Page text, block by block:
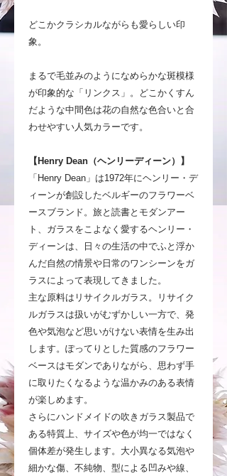
どこかクラシカルながらも愛らしい印
象。
まるで毛並みのようになめらかな斑模様
が印象的な「リンクス」。どこかくすん
だような中間色は花の自然な色合いと合
わせやすい人気カラーです。
【Henry Dean（ヘンリーディーン）】
「Henry Dean」は1972年にヘンリー・デ
ィーンが創設したベルギーのフラワーベ
ースブランド。旅と読書とモダンアー
ト、ガラスをこよなく愛するヘンリー・
ディーンは、日々の生活の中でふと浮か
んだ自然の情景や日常のワンシーンをガ
ラスによって表現してきました。
主な原料はリサイクルガラス。リサイク
ルガラスは扱いがむずかしい一方で、発
色や気泡など思いがけない表情を生み出
します。ぽってりとした質感のフラワー
ベースはモダンでありながら、思わず手
に取りたくなるような温かみのある表情
が楽しめます。
さらにハンドメイドの吹きガラス製品で
ある特質上、サイズや色が均一ではなく
個体差が発生します。大小異なる気泡や
細かな傷、不純物、型による凹みや線、